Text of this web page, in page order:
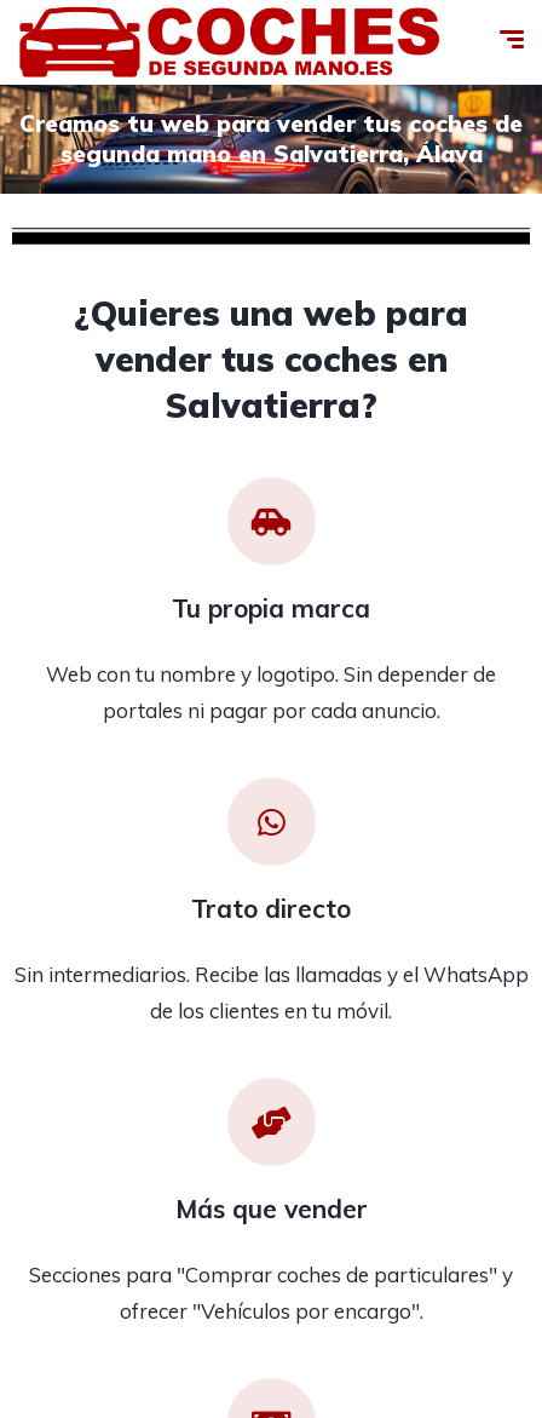
Creamos tu web para vender tus coches de
segunda mano en Salvatierra, Álava
¿Quieres una web para
vender tus coches en
Salvatierra?
Tu propia marca
Web con tu nombre y logotipo. Sin depender de
portales ni pagar por cada anuncio.
Trato directo
Sin intermediarios. Recibe las llamadas y el WhatsApp
de los clientes en tu móvil.
Más que vender
Secciones para "Comprar coches de particulares" y
ofrecer "Vehículos por encargo".